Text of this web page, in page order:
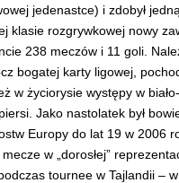
jedenastce) i zdobył
klasie rozgrywkowej nowy
238 meczów i 11 goli.
bogatej karty ligowej,
w życiorysie występy w
Jako nastolatek był
Europy do lat 19 w 2006
w „dorosłej”
tournee w Tajlandii – w